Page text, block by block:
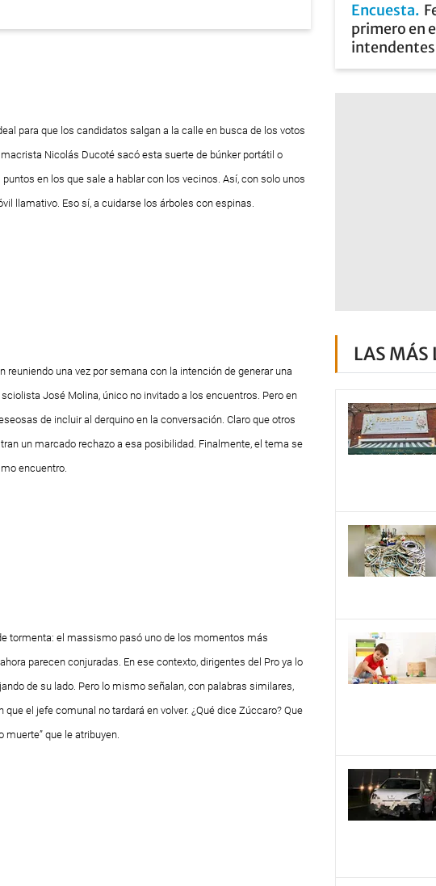
para que los candidatos salgan a la calle en busca de los votos
Nicolás Ducoté sacó esta suerte de búnker portátil o
en los que sale a hablar con los vecinos. Así, con solo unos
llamativo. Eso sí, a cuidarse los árboles con espinas.
una vez por semana con la intención de generar una
José Molina, único no invitado a los encuentros. Pero en
de incluir al derquino en la conversación. Claro que otros
un marcado rechazo a esa posibilidad. Finalmente, el tema se
encuentro.
tormenta: el massismo pasó uno de los momentos más
parecen conjuradas. En ese contexto, dirigentes del Pro ya lo
de su lado. Pero lo mismo señalan, con palabras similares,
el jefe comunal no tardará en volver. ¿Qué dice Zúccaro? Que
muerte” que le atribuyen.
Encuesta
primero en
intendentes
LAS MÁS